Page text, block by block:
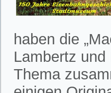
haben die
Lambertz
Thema